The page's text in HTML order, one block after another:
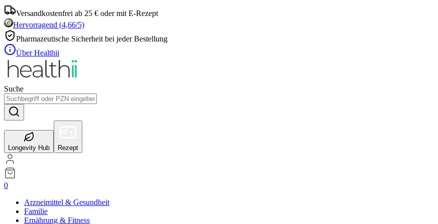
Versandkostenfrei ab 25 € oder mit E-Rezept
Hervorragend (4,66/5)
Pharmazeutische Sicherheit bei jeder Bestellung
Über Healthii
Suche
Longevity Hub Rezept
0
Arzneimittel & Gesundheit
Familie
Ernährung & Fitness